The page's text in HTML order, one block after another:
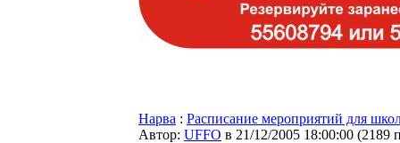
Нарва : Расписание мероприятий для
Автор: UFFO в 21/12/2005 18:00:00 (2189